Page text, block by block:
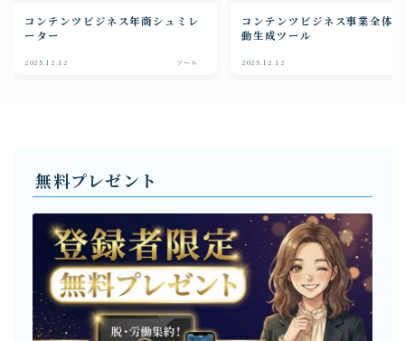
コンテンツビジネス年商シュミレ
ーター
2025.12.12 ツール
コンテンツビジネス事業全体
動生成ツール
2025.12.12
無料プレゼント